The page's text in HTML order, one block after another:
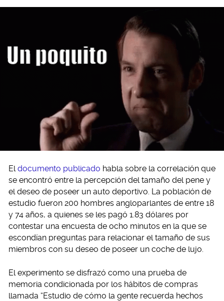
El documento publicado habla sobre la correlación que
se encontró entre la percepción del tamaño del pene y
el deseo de poseer un auto deportivo. La población de
estudio fueron 200 hombres angloparlantes de entre 18
y 74 años, a quienes se les pagó 1.83 dólares por
contestar una encuesta de ocho minutos en la que se
escondían preguntas para relacionar el tamaño de sus
miembros con su deseo de poseer un coche de lujo.
El experimento se disfrazó como una prueba de
memoria condicionada por los hábitos de compras
llamada “Estudio de cómo la gente recuerda hechos